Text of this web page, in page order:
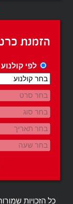
הזמנת
לפי קולנוע
כל הזכויות